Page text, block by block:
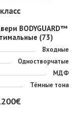
BODYGUARD™
(73)
Входные
Одностворчатые
МДФ
Тёмные тона